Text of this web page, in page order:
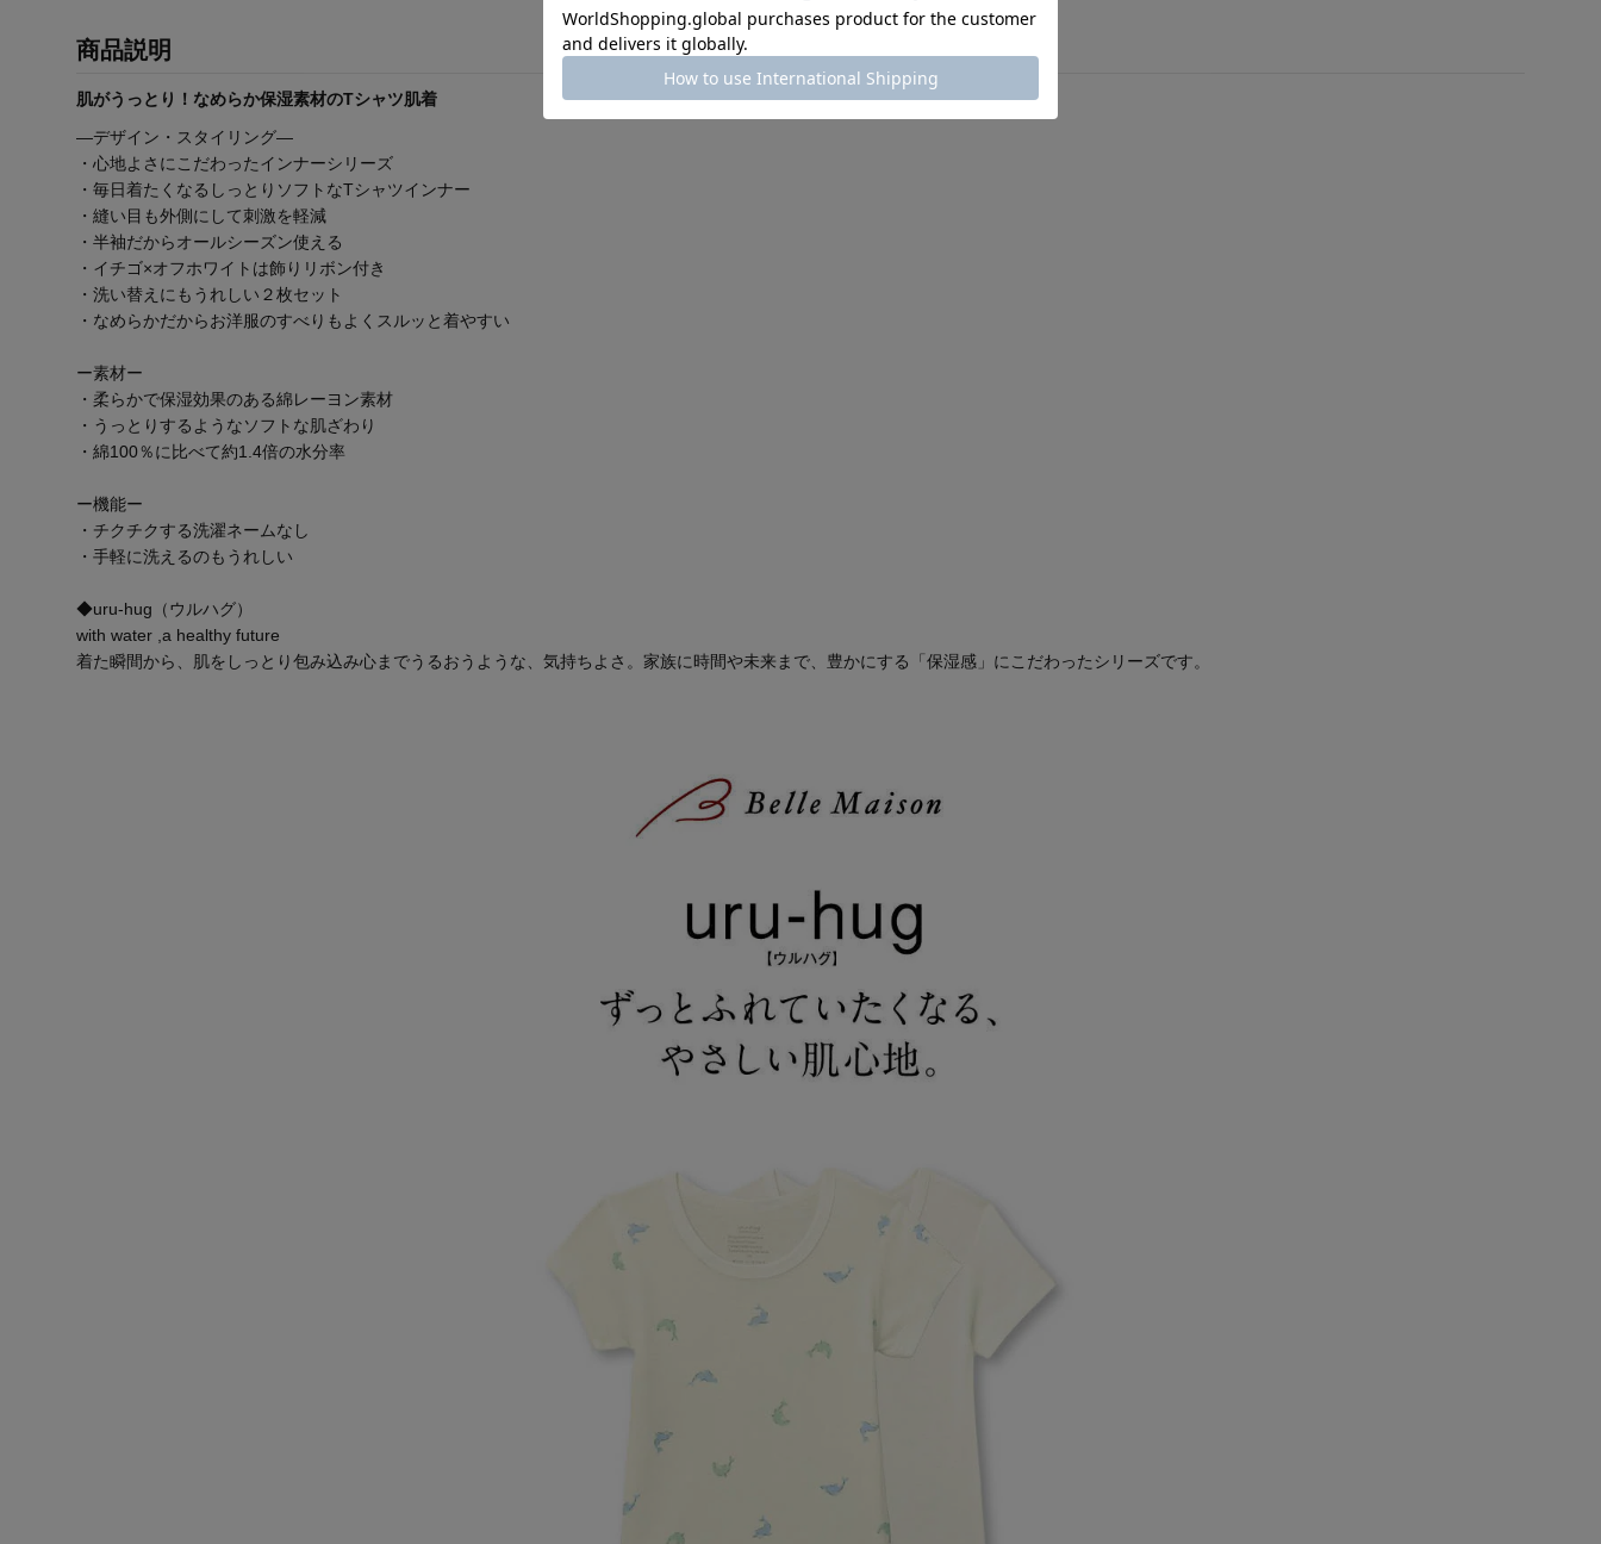
商品説明
肌がうっとり！なめらか保湿素材のTシャツ肌着
―デザイン・スタイリング―
・心地よさにこだわったインナーシリーズ
・毎日着たくなるしっとりソフトなTシャツインナー
・縫い目も外側にして刺激を軽減
・半袖だからオールシーズン使える
・イチゴ×オフホワイトは飾りリボン付き
・洗い替えにもうれしい２枚セット
・なめらかだからお洋服のすべりもよくスルッと着やすい
ー素材ー
・柔らかで保湿効果のある綿レーヨン素材
・うっとりするようなソフトな肌ざわり
・綿100％に比べて約1.4倍の水分率
ー機能ー
・チクチクする洗濯ネームなし
・手軽に洗えるのもうれしい
◆uru-hug（ウルハグ）
with water ,a healthy future
着た瞬間から、肌をしっとり包み込み心までうるおうような、気持ちよさ。家族に時間や未来まで、豊かにする「保湿感」にこだわったシリーズです。